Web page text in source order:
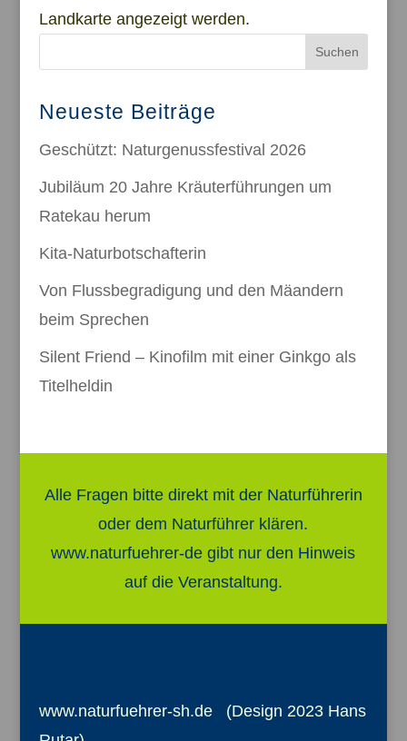
Landkarte angezeigt werden.
Suchen
Neueste Beiträge
Geschützt: Naturgenussfestival 2026
Jubiläum 20 Jahre Kräuterführungen um
Ratekau herum
Kita-Naturbotschafterin
Von Flussbegradigung und den Mäandern
beim Sprechen
Silent Friend – Kinofilm mit einer Ginkgo als
Titelheldin
Alle Fragen bitte direkt mit der Naturführerin
oder dem Naturführer klären.
www.naturfuehrer-de gibt nur den Hinweis
auf die Veranstaltung.
www.naturfuehrer-sh.de (Design 2023 Hans